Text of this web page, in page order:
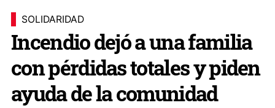
SOLIDARIDAD
Incendio dejó a una familia
con pérdidas totales y piden
ayuda de la comunidad